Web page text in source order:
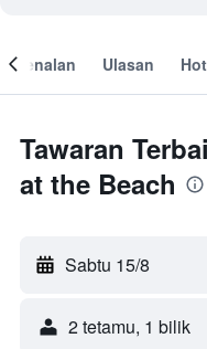
Ulasan
Tawaran
at the Beach
Sabtu 15/8
2 tetamu, 1 bilik